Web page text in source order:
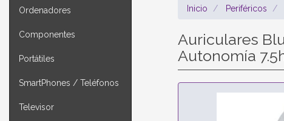
Ordenadores
Componentes
Portátiles
SmartPhones / Teléfonos
Televisor
Inicio Periféricos
Auriculares
Autonomía